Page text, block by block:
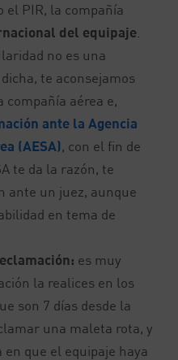
el PIR, la compañía
del equipaje
no es una
te aconsejamos
aérea e,
ante la Agencia
(AESA), con el fin de
te da la razón, te
ante un juez, aunque
en tema de
es muy
la realices en los
son 7 días desde la
una maleta rota, y
que el equipaje haya